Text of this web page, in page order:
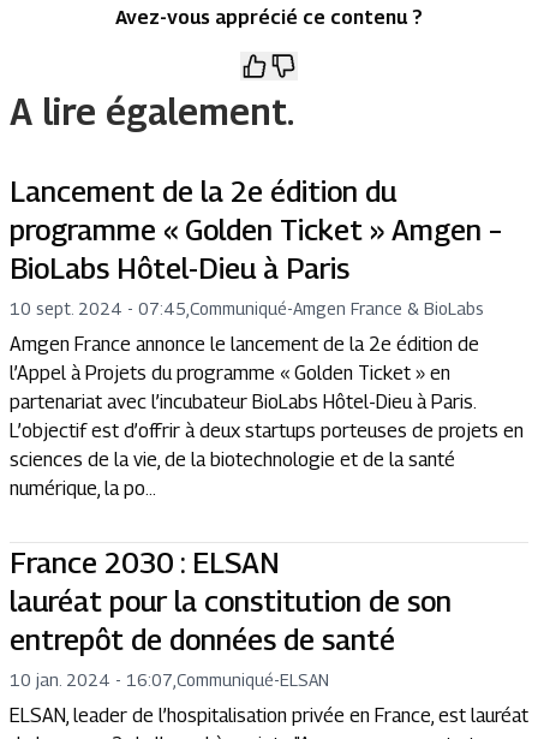
Avez-vous apprécié ce contenu ?
A lire également.
Lancement de la 2e édition du
programme « Golden Ticket » Amgen –
BioLabs Hôtel-Dieu à Paris
10 sept. 2024 - 07:45 Communiqué-Amgen France & BioLabs
Amgen France annonce le lancement de la 2e édition de
l’Appel à Projets du programme « Golden Ticket » en
partenariat avec l’incubateur BioLabs Hôtel-Dieu à Paris.
L’objectif est d’offrir à deux startups porteuses de projets en
sciences de la vie, de la biotechnologie et de la santé
numérique, la po...
France 2030 : ELSAN
lauréat pour la constitution de son
entrepôt de données de santé
10 jan. 2024 - 16:07 Communiqué-ELSAN
ELSAN, leader de l’hospitalisation privée en France, est lauréat